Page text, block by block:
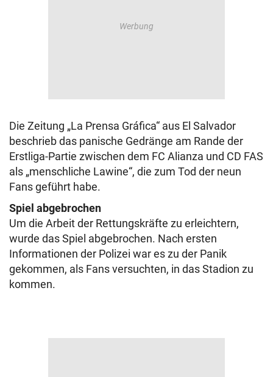
Die Zeitung „La Prensa Gráfica“ aus El Salvador
beschrieb das panische Gedränge am Rande der
Erstliga-Partie zwischen dem FC Alianza und CD FAS
als „menschliche Lawine“, die zum Tod der neun
Fans geführt habe.
Spiel abgebrochen
Um die Arbeit der Rettungskräfte zu erleichtern,
wurde das Spiel abgebrochen. Nach ersten
Informationen der Polizei war es zu der Panik
gekommen, als Fans versuchten, in das Stadion zu
kommen.